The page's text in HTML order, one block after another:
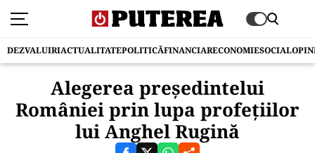
DEZVALUIRIACTUALITATEPOLITICĂFINANCIARECONOMIESOCIAL
Alegerea președintelui
României prin lupa profețiilor
lui Anghel Rugină